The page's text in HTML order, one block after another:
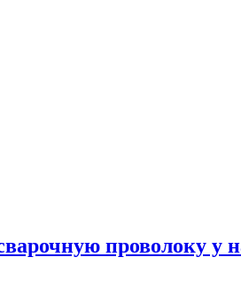
проволоку у